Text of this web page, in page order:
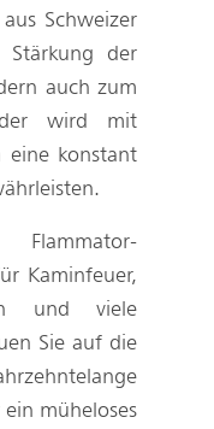
Schweizer
der
auch zum
wird mit
eine konstant
Flammator-
Kaminfeuer,
und viele
Sie auf die
müheloses